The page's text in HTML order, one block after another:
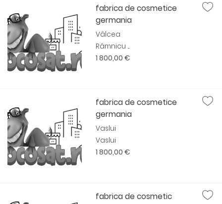
fabrica de cosmetice
germania
Vâlcea
Râmnicu ...
1 800,00 €
fabrica de cosmetice
germania
Vaslui
Vaslui
1 800,00 €
fabrica de cosmetic